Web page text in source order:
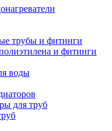
трубы и фитинги
и фитинги
воды
для труб